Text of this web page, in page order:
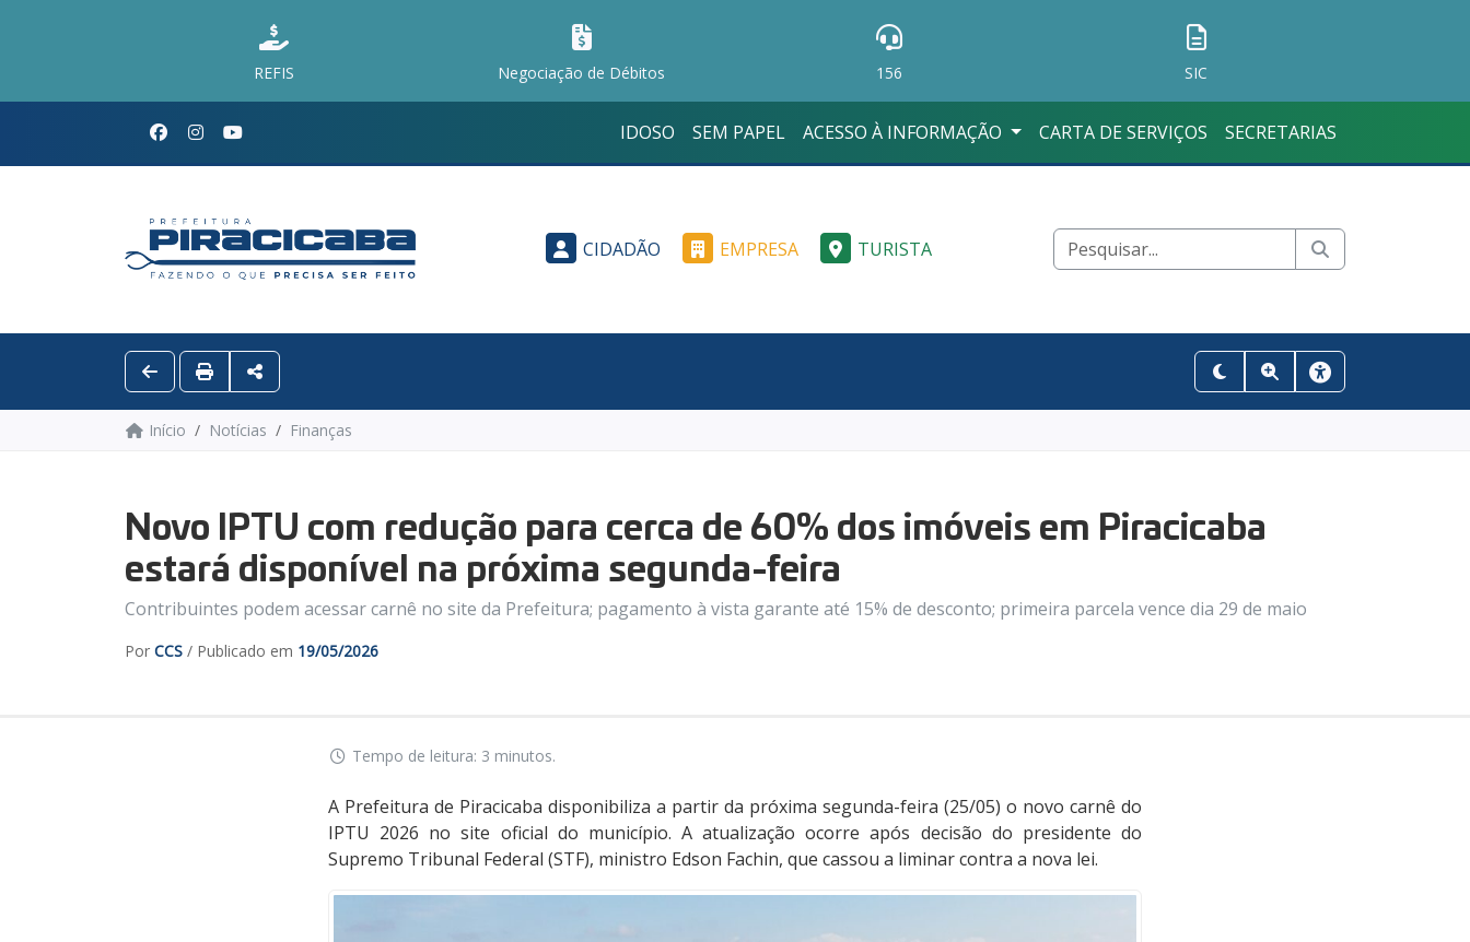
REFIS Negociação de Débitos 156 SIC
IDOSO SEM PAPEL ACESSO À INFORMAÇÃO CARTA DE SERVIÇOS SECRETARIAS
CIDADÃO EMPRESA TURISTA
Início Notícias Finanças
Novo IPTU com redução para cerca de 60% dos imóveis em Piracicaba
estará disponível na próxima segunda-feira
Contribuintes podem acessar carnê no site da Prefeitura; pagamento à vista garante até 15% de desconto; primeira parcela vence dia 29 de maio
Por CCS / Publicado em 19/05/2026
Tempo de leitura: 3 minutos.
A Prefeitura de Piracicaba disponibiliza a partir da próxima segunda-feira (25/05) o novo carnê do
IPTU 2026 no site oficial do município. A atualização ocorre após decisão do presidente do
Supremo Tribunal Federal (STF), ministro Edson Fachin, que cassou a liminar contra a nova lei.